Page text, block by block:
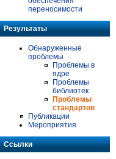
переносимости
Результаты
Обнаруженные
проблемы
Проблемы в
ядре
Проблемы
библиотек
Проблемы
стандартов
Публикации
Мероприятия
Ссылки